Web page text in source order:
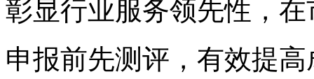
彰显行业服务领先性，
申报前先测评，有效提